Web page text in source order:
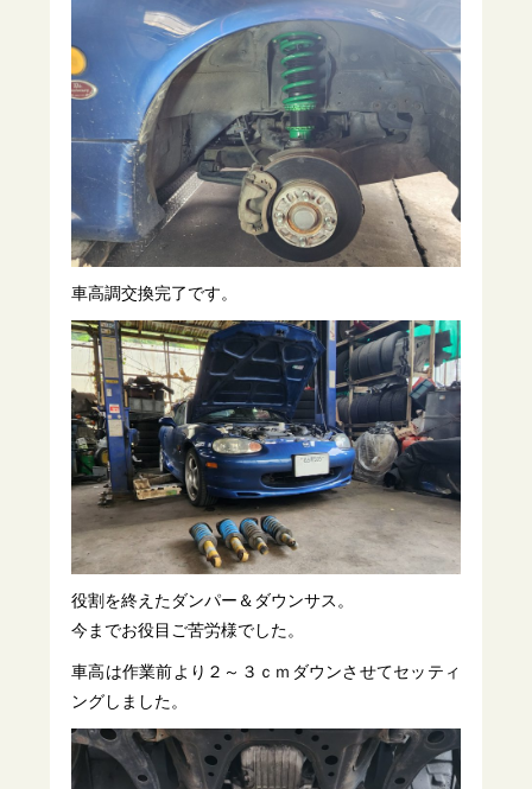
車高調交換完了です。
役割を終えたダンパー＆ダウンサス。
今までお役目ご苦労様でした。
車高は作業前より２～３ｃｍダウンさせてセッティ
ングしました。